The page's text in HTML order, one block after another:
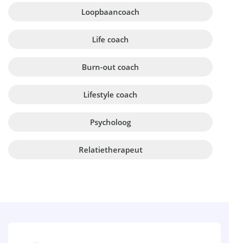
Loopbaancoach
Life coach
Burn-out coach
Lifestyle coach
Psycholoog
Relatietherapeut